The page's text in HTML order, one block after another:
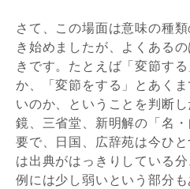
さて、この場面は意味の種
き始めましたが、よくある
きです。たとえば「変節す
か、「変節をする」とあく
いのか、ということを判断
鏡、三省堂、新明解の「名
要で、日国、広辞苑は今ひ
は出典がはっきりしている
例には少し弱いという部分